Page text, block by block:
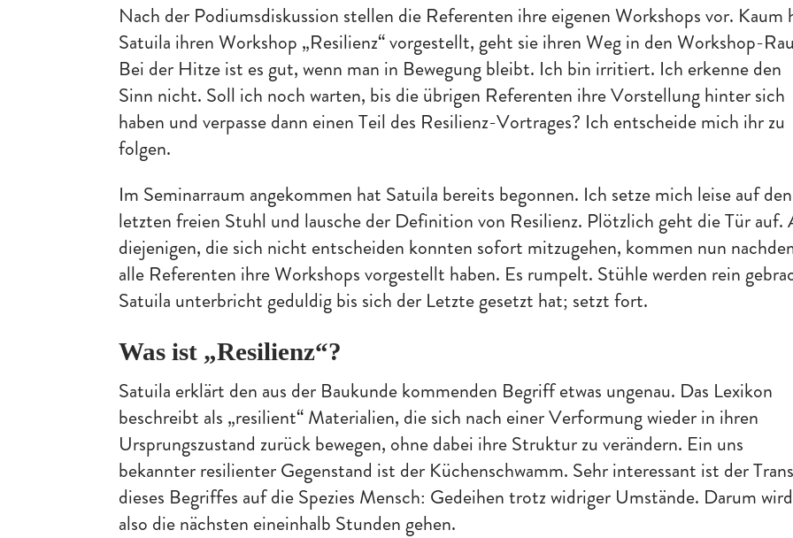
Nach der Podiumsdiskussion stellen die Referenten ihre eigenen Workshops vor. Kaum
Satuila ihren Workshop „Resilienz“ vorgestellt, geht sie ihren Weg in den Workshop-
Bei der Hitze ist es gut, wenn man in Bewegung bleibt. Ich bin irritiert. Ich erkenne den
Sinn nicht. Soll ich noch warten, bis die übrigen Referenten ihre Vorstellung hinter sich
haben und verpasse dann einen Teil des Resilienz-Vortrages? Ich entscheide mich ihr zu
folgen.
Im Seminarraum angekommen hat Satuila bereits begonnen. Ich setze mich leise auf den
letzten freien Stuhl und lausche der Definition von Resilienz. Plötzlich geht die Tür auf.
diejenigen, die sich nicht entscheiden konnten sofort mitzugehen, kommen nun
alle Referenten ihre Workshops vorgestellt haben. Es rumpelt. Stühle werden rein
Satuila unterbricht geduldig bis sich der Letzte gesetzt hat; setzt fort.
Was ist „Resilienz“?
Satuila erklärt den aus der Baukunde kommenden Begriff etwas ungenau. Das Lexikon
beschreibt als „resilient“ Materialien, die sich nach einer Verformung wieder in ihren
Ursprungszustand zurück bewegen, ohne dabei ihre Struktur zu verändern. Ein uns
bekannter resilienter Gegenstand ist der Küchenschwamm. Sehr interessant ist der
dieses Begriffes auf die Spezies Mensch: Gedeihen trotz widriger Umstände. Darum
also die nächsten eineinhalb Stunden gehen.